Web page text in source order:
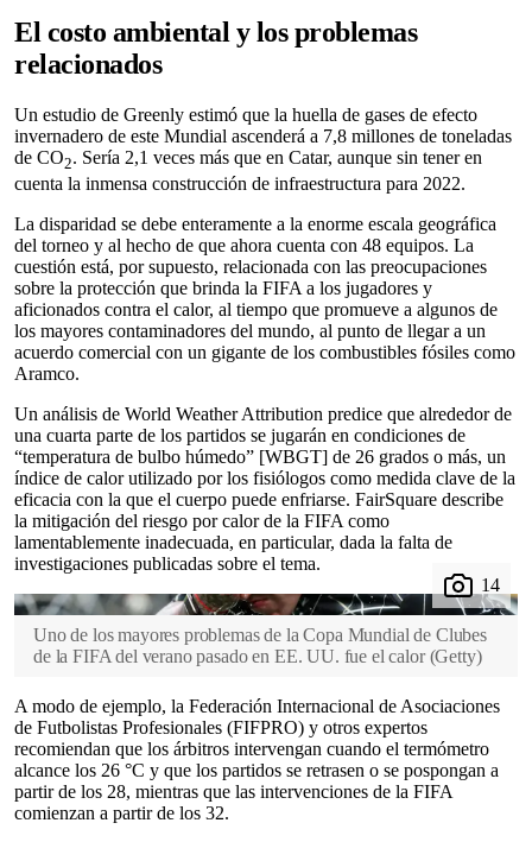
El costo ambiental y los problemas
relacionados
Un estudio de Greenly estimó que la huella de gases de efecto
invernadero de este Mundial ascenderá a 7,8 millones de toneladas
de CO2. Sería 2,1 veces más que en Catar, aunque sin tener en
cuenta la inmensa construcción de infraestructura para 2022.
La disparidad se debe enteramente a la enorme escala geográfica
del torneo y al hecho de que ahora cuenta con 48 equipos. La
cuestión está, por supuesto, relacionada con las preocupaciones
sobre la protección que brinda la FIFA a los jugadores y
aficionados contra el calor, al tiempo que promueve a algunos de
los mayores contaminadores del mundo, al punto de llegar a un
acuerdo comercial con un gigante de los combustibles fósiles como
Aramco.
Un análisis de World Weather Attribution predice que alrededor de
una cuarta parte de los partidos se jugarán en condiciones de
“temperatura de bulbo húmedo” [WBGT] de 26 grados o más, un
índice de calor utilizado por los fisiólogos como medida clave de la
eficacia con la que el cuerpo puede enfriarse. FairSquare describe
la mitigación del riesgo por calor de la FIFA como
lamentablemente inadecuada, en particular, dada la falta de
investigaciones publicadas sobre el tema.
Uno de los mayores problemas de la Copa Mundial de Clubes
de la FIFA del verano pasado en EE. UU. fue el calor (Getty)
A modo de ejemplo, la Federación Internacional de Asociaciones
de Futbolistas Profesionales (FIFPRO) y otros expertos
recomiendan que los árbitros intervengan cuando el termómetro
alcance los 26 °C y que los partidos se retrasen o se pospongan a
partir de los 28, mientras que las intervenciones de la FIFA
comienzan a partir de los 32.